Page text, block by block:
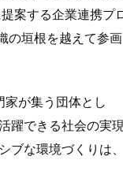
案する企業連携プ
の垣根を越えて参画
が集う団体とし
躍できる社会の実現
な環境づくりは、